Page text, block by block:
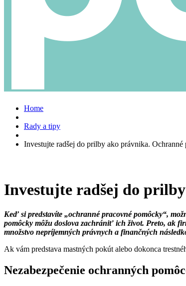
Home
Rady a tipy
Investujte radšej do prilby ako právnika.
Investujte radšej do
Keď si predstavíte „ochranné pracovné pomôcky“,
pomôcky môžu doslova zachrániť ich život. Preto, ak
množstvo nepríjemných právnych a finančných
Ak vám predstava mastných pokút alebo dokonca
Nezabezpečenie ochranných